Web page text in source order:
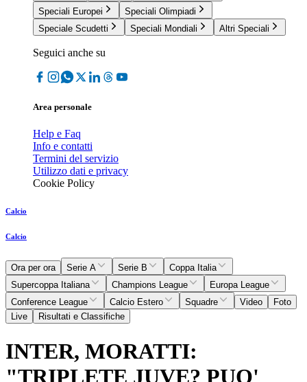
Speciali Europei
Speciali Olimpiadi
Speciale Scudetti
Speciali Mondiali Altri Speciali
Seguici anche su
Area personale
Help e Faq
Info e contatti
Termini del servizio
Utilizzo dati e privacy
Cookie Policy
Calcio
Calcio
Ora per ora Serie A Serie B
Coppa Italia
Supercoppa Italiana
Champions League
Europa League
Conference League
Calcio Estero Squadre Video
Foto
Live
Risultati e Classifiche
INTER, MORATTI:
"TRIPLETE JUVE? PUO'